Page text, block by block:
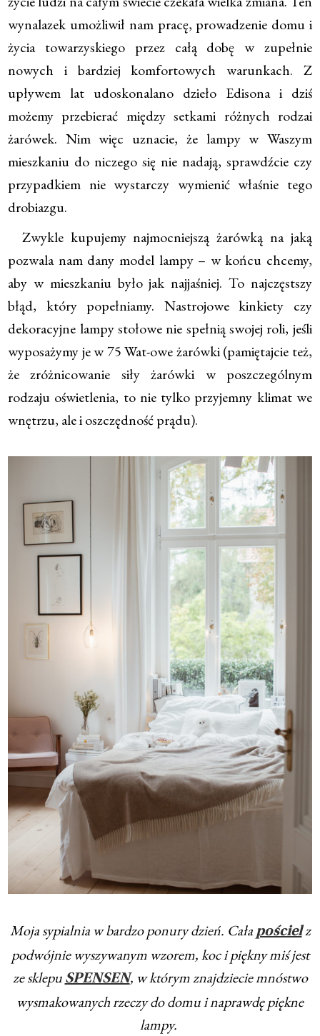
wynalazek umożliwił nam pracę, prowadzenie domu i
życia towarzyskiego przez całą dobę w zupełnie
nowych i bardziej komfortowych warunkach. Z
upływem lat udoskonalano dzieło Edisona i dziś
możemy przebierać między setkami różnych rodzai
żarówek. Nim więc uznacie, że lampy w Waszym
mieszkaniu do niczego się nie nadają, sprawdźcie czy
przypadkiem nie wystarczy wymienić właśnie tego
drobiazgu.
Zwykle kupujemy najmocniejszą żarówką na jaką
pozwala nam dany model lampy – w końcu chcemy,
aby w mieszkaniu było jak najjaśniej. To najczęstszy
błąd, który popełniamy. Nastrojowe kinkiety czy
dekoracyjne lampy stołowe nie spełnią swojej roli, jeśli
wyposażymy je w 75 Wat-owe żarówki (pamiętajcie też,
że zróżnicowanie siły żarówki w poszczególnym
rodzaju oświetlenia, to nie tylko przyjemny klimat we
wnętrzu, ale i oszczędność prądu).
Moja sypialnia w bardzo ponury dzień. Cała pościelz
podwójnie wyszywanym wzorem, koc i piękny miś jest
ze sklepu SPENSEN, w którym znajdziecie mnóstwo
wysmakowanych rzeczy do domu i naprawdę piękne
lampy.